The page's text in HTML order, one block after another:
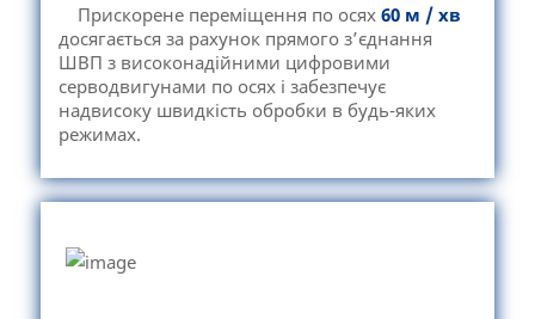
Прискорене переміщення по осях 60 м / хв
досягається за рахунок прямого з’єднання
ШВП з високонадійними цифровими
серводвигунами по осях і забезпечує
надвисоку швидкість обробки в будь-яких
режимах.